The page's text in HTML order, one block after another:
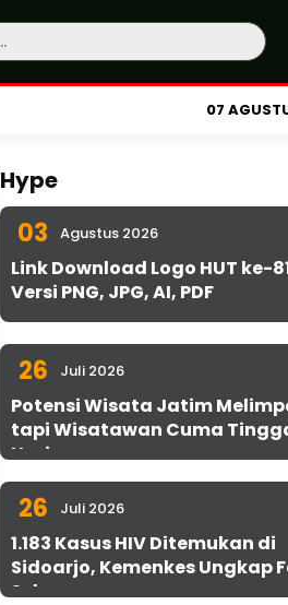
07
Hype
03 Agustus 2026
Link Download Logo HUT ke-
Versi PNG, JPG, AI, PDF
26 Juli 2026
Potensi Wisata Jatim
tapi Wisatawan Cuma
Hari
26 Juli 2026
1.183 Kasus HIV Ditemukan di
Sidoarjo, Kemenkes Ungkap
Sebenarnya